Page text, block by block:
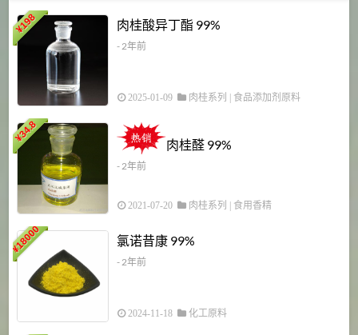
¥
198 肉桂酸异丁酯 99%
- 2年前
2025-01-09 肉桂系列 食品添加剂原料
¥
34.8
肉桂醛 99%
- 2年前
2021-07-20 肉桂系列 食用香精
¥
18000 氯诺昔康 99%
- 2年前
2024-11-18 化工原料